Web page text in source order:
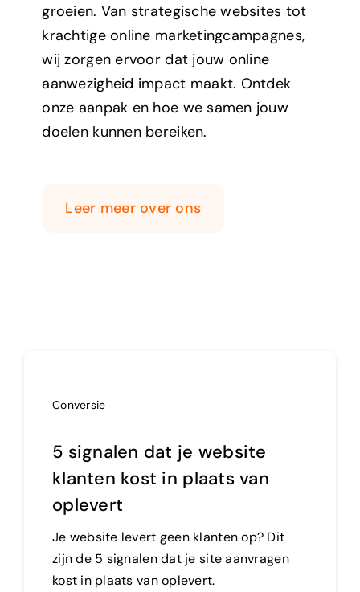
groeien. Van strategische websites tot
krachtige online marketingcampagnes,
wij zorgen ervoor dat jouw online
aanwezigheid impact maakt. Ontdek
onze aanpak en hoe we samen jouw
doelen kunnen bereiken.
Leer meer over ons
Conversie
5 signalen dat je website
klanten kost in plaats van
oplevert
Je website levert geen klanten op? Dit
zijn de 5 signalen dat je site aanvragen
kost in plaats van oplevert.